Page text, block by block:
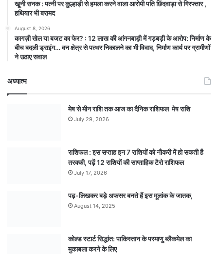
खूनी सनक : पत्नी पर कुल्हाड़ी से हमला करने वाला आरोपी पति छिंदवाड़ा से गिरफ्तार ,
हथियार भी बरामद
August 8, 2026
कागज़ी खेल या बजट का फेर? : 12 लाख की आंगनबाड़ी में गड़बड़ी के आरोप: निर्माण के
बीच बदली ड्राइंग… वन क्षेत्र से पत्थर निकालने का भी विवाद, निर्माण कार्य पर ग्रामीणों
ने उठाए सवाल
अध्यात्म
मेष से मीन राशि तक आज का दैनिक राशिफल मेष राशि
July 29, 2026
राशिफल : इस सप्ताह इन 7 राशियों को नौकरी में हो सकती है
तरक्की, पढ़ें 12 राशियों की साप्ताहिक टैरो राशिफल
July 17, 2026
पढ़-लिखकर बड़े अफसर बनते हैं इस मूलांक के जातक,
August 14, 2025
कोल्ड स्टार्ट सिद्धांत: पाकिस्तान के परमाणु ब्लैकमेल का
मुकाबला करने के लिए